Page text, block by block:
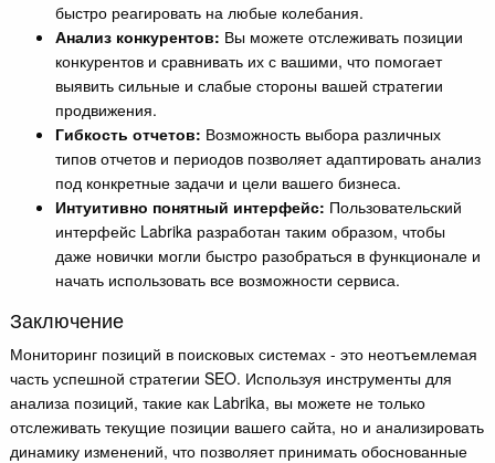
быстро реагировать на любые колебания.
Анализ конкурентов: Вы можете отслеживать позиции
конкурентов и сравнивать их с вашими, что помогает
выявить сильные и слабые стороны вашей стратегии
продвижения.
Гибкость отчетов: Возможность выбора различных
типов отчетов и периодов позволяет адаптировать анализ
под конкретные задачи и цели вашего бизнеса.
Интуитивно понятный интерфейс: Пользовательский
интерфейс Labrika разработан таким образом, чтобы
даже новички могли быстро разобраться в функционале и
начать использовать все возможности сервиса.
Заключение
Мониторинг позиций в поисковых системах - это неотъемлемая
часть успешной стратегии SEO. Используя инструменты для
анализа позиций, такие как Labrika, вы можете не только
отслеживать текущие позиции вашего сайта, но и анализировать
динамику изменений, что позволяет принимать обоснованные